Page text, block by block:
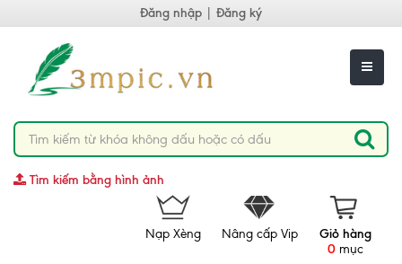
Đăng nhập Đăng ký
Tìm kiếm bằng hình ảnh
Giỏ hàng
0 mục
Nâng cấp Vip
Nạp Xèng